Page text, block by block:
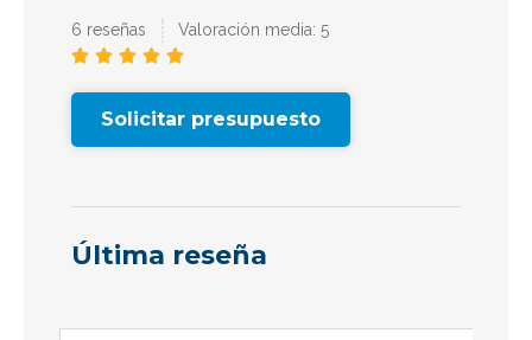
6 reseñas Valoración media: 5
    
Solicitar presupuesto
Última reseña